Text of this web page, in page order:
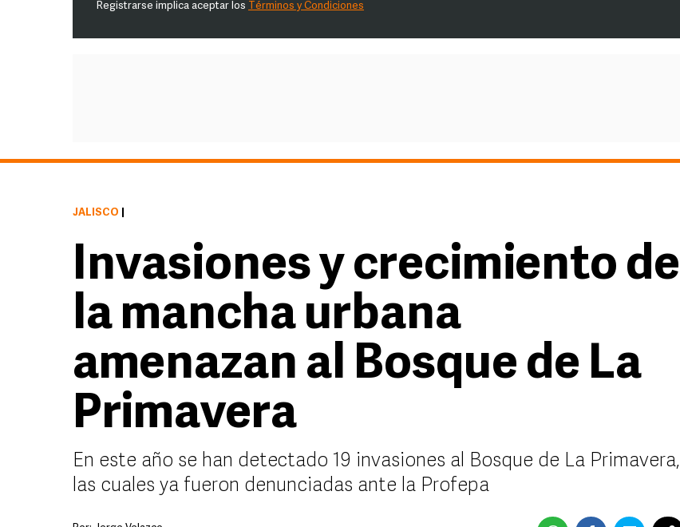
Registrarse implica aceptar los Términos y Condiciones
JALISCO
Invasiones y crecimiento de
la mancha urbana
amenazan al Bosque de La
Primavera
En este año se han detectado 19 invasiones al Bosque de La Primavera,
las cuales ya fueron denunciadas ante la Profepa